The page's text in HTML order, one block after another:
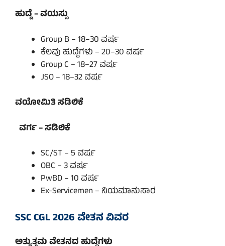
ಹುದ್ದೆ – ವಯಸ್ಸು
Group B – 18–30 ವರ್ಷ
ಕೆಲವು ಹುದ್ದೆಗಳು – 20–30 ವರ್ಷ
Group C – 18–27 ವರ್ಷ
JSO – 18–32 ವರ್ಷ
ವಯೋಮಿತಿ ಸಡಿಲಿಕೆ
ವರ್ಗ – ಸಡಿಲಿಕೆ
SC/ST – 5 ವರ್ಷ
OBC – 3 ವರ್ಷ
PwBD – 10 ವರ್ಷ
Ex-Servicemen – ನಿಯಮಾನುಸಾರ
SSC CGL 2026 ವೇತನ ವಿವರ
ಅತ್ಯುತ್ತಮ ವೇತನದ ಹುದ್ದೆಗಳು